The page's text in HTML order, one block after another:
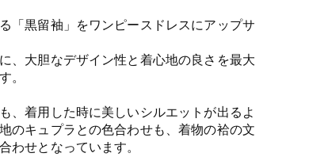
「黒留袖」をワンピースドレスにアップサ
、大胆なデザイン性と着心地の良さを最大
。
、着用した時に美しいシルエットが出るよ
のキュプラとの色合わせも、着物の袷の文
わせとなっています。